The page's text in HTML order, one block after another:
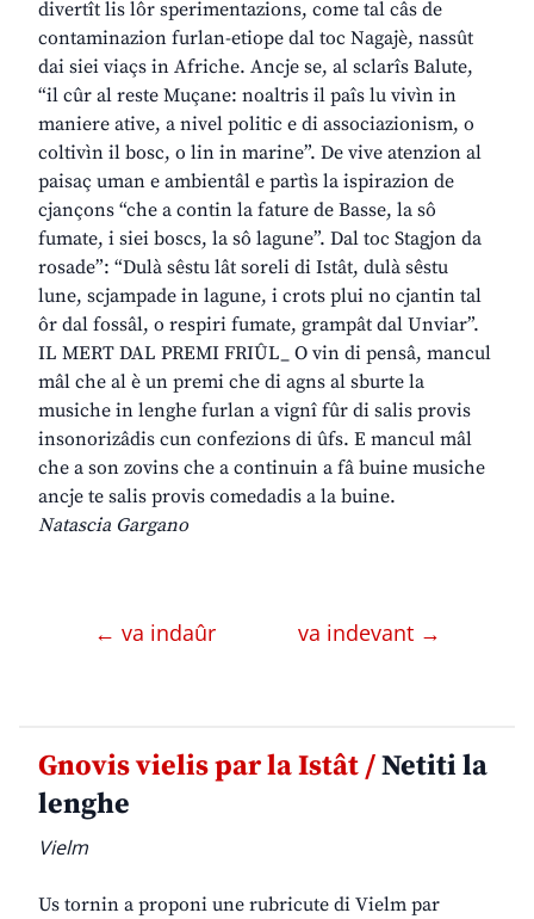
divertît lis lôr sperimentazions, come tal câs de
contaminazion furlan-etiope dal toc Nagajè, nassût
dai siei viaçs in Afriche. Ancje se, al sclarîs Balute,
“il cûr al reste Muçane: noaltris il paîs lu vivìn in
maniere ative, a nivel politic e di associazionism, o
coltivìn il bosc, o lin in marine”. De vive atenzion al
paisaç uman e ambientâl e partìs la ispirazion de
cjançons “che a contin la fature de Basse, la sô
fumate, i siei boscs, la sô lagune”. Dal toc Stagjon da
rosade”: “Dulà sêstu lât soreli di Istât, dulà sêstu
lune, scjampade in lagune, i crots plui no cjantin tal
ôr dal fossâl, o respiri fumate, grampât dal Unviar”.
IL MERT DAL PREMI FRIÛL_ O vin di pensâ, mancul
mâl che al è un premi che di agns al sburte la
musiche in lenghe furlan a vignî fûr di salis provis
insonorizâdis cun confezions di ûfs. E mancul mâl
che a son zovins che a continuin a fâ buine musiche
ancje te salis provis comedadis a la buine.
Natascia Gargano
← va indaûr va indevant →
Gnovis vielis par la Istât /Netiti la
lenghe
Vielm
Us tornin a proponi une rubricute di Vielm par